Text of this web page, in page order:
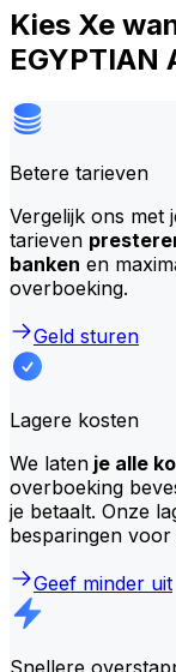
Kies Xe
EGYPTIAN
Betere tarieven
Vergelijk ons met
tarieven
banken en
overboeking.
Geld sturen
Lagere kosten
We laten je alle
overboeking
je betaalt. Onze
besparingen voor
Geef minder uit
Snellere